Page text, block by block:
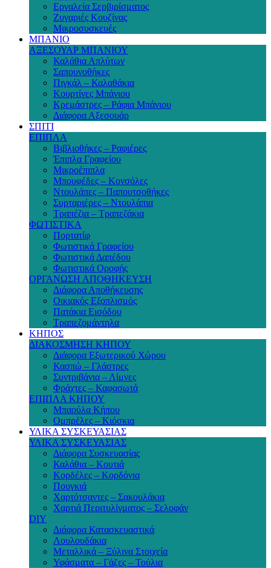
Εργαλεία Σερβιρίσματος
Ζυγαριές Κουζίνας
Μικροσυσκευές
ΜΠΑΝΙΟ
ΑΞΕΣΟΥΑΡ ΜΠΑΝΙΟΥ
Καλάθια Απλύτων
Σαπουνοθήκες
Πιγκάλ – Καλαθάκια
Κουρτίνες Μπάνιου
Κρεμάστρες – Ράφια Μπάνιου
Διάφορα Αξεσουάρ
ΣΠΙΤΙ
ΕΠΙΠΛΑ
Βιβλιοθήκες – Ραφιέρες
Έπιπλα Γραφείου
Μικροέπιπλα
Μπουφέδες – Κονσόλες
Ντουλάπες – Παπουτσοθήκες
Συρταριέρες – Ντουλάπια
Τραπέζια – Τραπεζάκια
ΦΩΤΙΣΤΙΚΑ
Πορτατίφ
Φωτιστικά Γραφείου
Φωτιστικά Δαπέδου
Φωτιστικά Οροφής
ΟΡΓΑΝΩΣΗ ΑΠΟΘΗΚΕΥΣΗ
Διάφορα Αποθήκευσης
Οικιακός Εξοπλισμός
Πατάκια Εισόδου
Τραπεζομάντηλα
ΚΗΠΟΣ
ΔΙΑΚΟΣΜΗΣΗ ΚΗΠΟΥ
Διάφορα Εξωτερικού Χώρου
Κασπώ – Γλάστρες
Συντριβάνια – Λίμνες
Φράχτες – Καφασωτά
ΕΠΙΠΛΑ ΚΗΠΟΥ
Μπαούλα Κήπου
Ομπρέλες – Κιόσκια
ΥΛΙΚΑ ΣΥΣΚΕΥΑΣΙΑΣ
ΥΛΙΚΑ ΣΥΣΚΕΥΑΣΙΑΣ
Διάφορα Συσκευασίας
Καλάθια – Κουτιά
Κορδέλες – Κορδόνια
Πουγκιά
Χαρτότσαντες – Σακουλάκια
Χαρτιά Περιτυλίγματος – Σελοφάν
DIY
Διάφορα Κατασκευαστικά
Λουλουδάκια
Μεταλλικά – Ξύλινα Στοιχεία
Υφάσματα – Γάζες – Τούλια